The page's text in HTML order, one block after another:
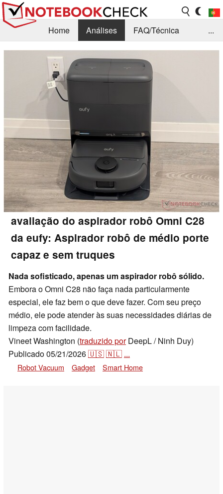
Home Análises
FAQ/Técnica
Notícias
Biblioteca
Consulta para compra
Contacto
...
avaliação do aspirador robô Omni C28
da eufy: Aspirador robô de médio porte
capaz e sem truques
Nada sofisticado, apenas um aspirador robô sólido.
Embora o Omni C28 não faça nada particularmente
especial, ele faz bem o que deve fazer. Com seu preço
médio, ele pode atender às suas necessidades diárias de
limpeza com facilidade.
Vineet Washington (traduzido porDeepL / Ninh Duy)
Publicado05/21/2026🇺🇸🇳🇱 ...
Robot Vacuum Gadget Smart Home